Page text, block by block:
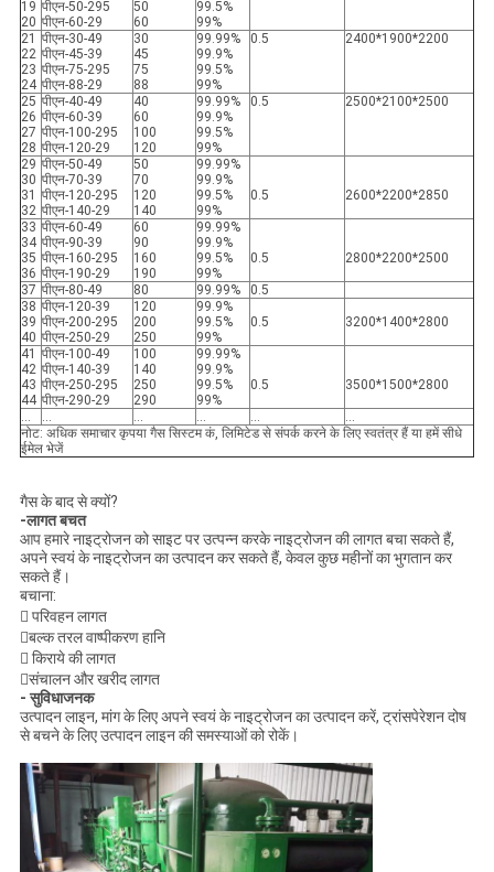
19
20
पीएन-50-295
पीएन-60-29
50
60
99.5%
99%
21
22
23
24
पीएन-30-49
पीएन-45-39
पीएन-75-295
पीएन-88-29
30
45
75
88
99.99%
99.9%
99.5%
99%
0.5 2400*1900*2200
25
26
27
28
पीएन-40-49
पीएन-60-39
पीएन-100-295
पीएन-120-29
40
60
100
120
99.99%
99.9%
99.5%
99%
0.5 2500*2100*2500
29
30
31
32
पीएन-50-49
पीएन-70-39
पीएन-120-295
पीएन-140-29
50
70
120
140
99.99%
99.9%
99.5%
99%
0.5 2600*2200*2850
33
34
35
36
पीएन-60-49
पीएन-90-39
पीएन-160-295
पीएन-190-29
60
90
160
190
99.99%
99.9%
99.5%
99%
0.5 2800*2200*2500
37 पीएन-80-49 80 99.99%
0.5
38
39
40
पीएन-120-39
पीएन-200-295
पीएन-250-29
120
200
250
99.9%
99.5%
99%
0.5 3200*1400*2800
41
42
43
44
पीएन-100-49
पीएन-140-39
पीएन-250-295
पीएन-290-29
100
140
250
290
99.99%
99.9%
99.5%
99%
0.5 3500*1500*2800
... ... ... ... ...
...
नोट: अधिक समाचार कृपया गैस सिस्टम कं, लिमिटेड से संपर्क करने के लिए स्वतंत्र हैं या हमें सीधे
ईमेल भेजें
गैस के बाद से क्यों?
-लागत बचत
आप हमारे नाइट्रोजन को साइट पर उत्पन्न करके नाइट्रोजन की लागत बचा सकते हैं,
अपने स्वयं के नाइट्रोजन का उत्पादन कर सकते हैं, केवल कुछ महीनों का भुगतान कर
सकते हैं।
बचाना:
 परिवहन लागत
बल्क तरल वाष्पीकरण हानि
 किराये की लागत
संचालन और खरीद लागत
- सुविधाजनक
उत्पादन लाइन, मांग के लिए अपने स्वयं के नाइट्रोजन का उत्पादन करें, ट्रांसपेरेशन दोष
से बचने के लिए उत्पादन लाइन की समस्याओं को रोकें।